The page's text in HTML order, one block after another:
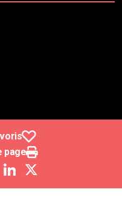
FacebookLinkedIn
page